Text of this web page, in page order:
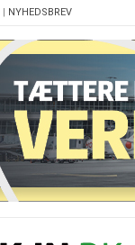
| NYHEDSBREV